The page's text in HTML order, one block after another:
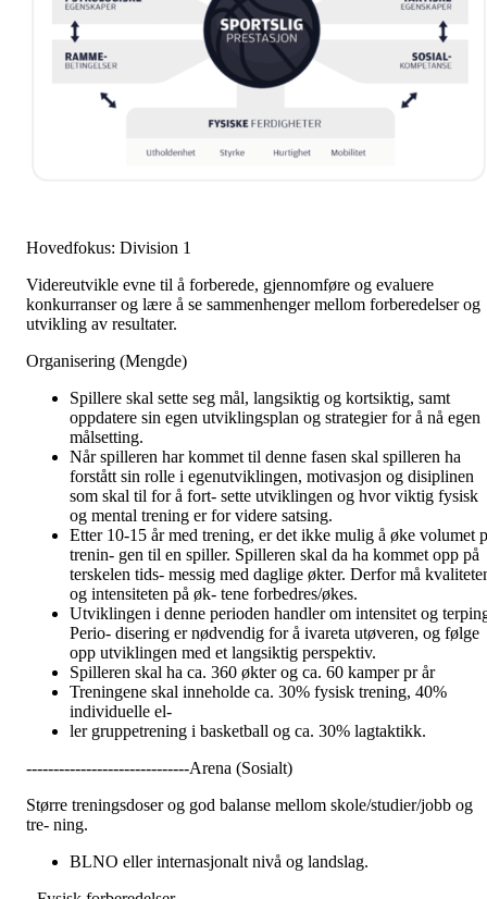
Hovedfokus: Division 1
Videreutvikle evne til å forberede, gjennomføre og evaluere
konkurranser og lære å se sammenhenger mellom forberedelser og
utvikling av resultater.
Organisering (Mengde)
Spillere skal sette seg mål, langsiktig og kortsiktig, samt
oppdatere sin egen utviklingsplan og strategier for å nå egen
målsetting.
Når spilleren har kommet til denne fasen skal spilleren ha
forstått sin rolle i egenutviklingen, motivasjon og disiplinen
som skal til for å fort- sette utviklingen og hvor viktig fysisk
og mental trening er for videre satsing.
Etter 10-15 år med trening, er det ikke mulig å øke volumet
trenin- gen til en spiller. Spilleren skal da ha kommet opp på
terskelen tids- messig med daglige økter. Derfor må
og intensiteten på øk- tene forbedres/økes.
Utviklingen i denne perioden handler om intensitet og
Perio- disering er nødvendig for å ivareta utøveren, og følge
opp utviklingen med et langsiktig perspektiv.
Spilleren skal ha ca. 360 økter og ca. 60 kamper pr år
Treningene skal inneholde ca. 30% fysisk trening, 40%
individuelle el-
ler gruppetrening i basketball og ca. 30% lagtaktikk.
------------------------------Arena (Sosialt)
Større treningsdoser og god balanse mellom skole/studier/jobb og
tre- ning.
BLNO eller internasjonalt nivå og landslag.